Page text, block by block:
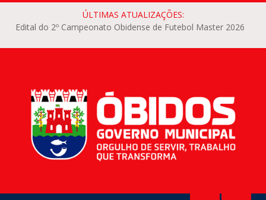
ÚLTIMAS ATUALIZAÇÕES:
Edital do 2º Campeonato Obidense de Futebol Master 2026